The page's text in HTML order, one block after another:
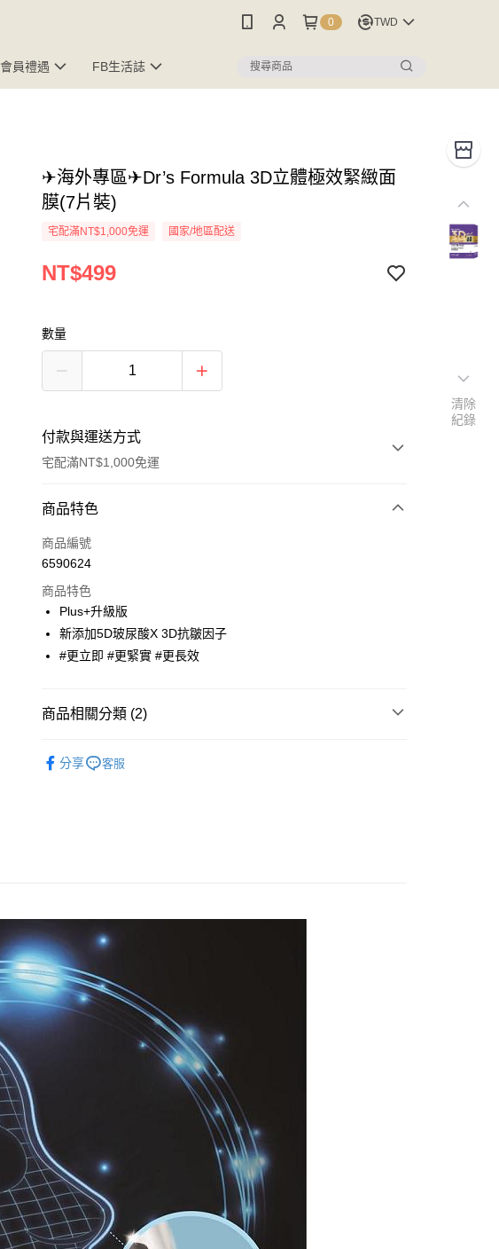
0 TWD
會員禮遇 FB生活誌
✈海外專區✈Dr’s Formula 3D立體極效緊緻面
膜(7片裝)
宅配滿NT$1,000免運 國家/地區配送
NT$499
數量
付款與運送方式
宅配滿NT$1,000免運
付款方式
信用卡一次付款
Apple Pay
街口支付
Google Pay
相關說明
【繳款方式說明】
1.分期款項不併入電信帳單，「大哥付你分期」於每月結算日後寄送繳費提
醒簡訊。
2.透過簡訊連結打開帳單後，可選擇「超商條碼／台灣大直營門市／銀行轉
帳／街口支付／iPASS MONEY」等通路繳費。
【注意事項】
1.本服務係由「台灣大哥大股份有限公司」（以下簡稱本公司）所提供，讓
用戶於交易時，得透過本服務購買商品或服務，並由商店將買賣／分期付
款買賣價金債權讓與本公司後，依約使用本公司帳單繳交帳款。
2.基於同意付款使用「大哥付你分期」之契約關係目的，商店將以您的個人
資料（包含姓名、電話或地址）提供予台灣大哥大進項蒐集、處理及利
用，由本公司與您本人進行分期帳單所需資料之確認、核對及更正。
3.完整用戶服務條款，請詳閱以下連結：https://oppay.tw/userRule
【「AFTEE先享後付」結帳流程】
１．於結帳方式選擇「AFTEE先享後付」後，將跳轉至「AFTEE先享後
付」結帳頁面，進行簡訊認證並確認金額後，即可完成結帳。
２．訂單成立數日內，您將收到繳費通知簡訊。
３．收到繳費通知簡訊後14天內，點擊此簡訊中的連結，可透過四大超商
／ATM／網路銀行／等多元方式進行付款，方視為交易完成。
※ 請注意：結帳手續完成當下不需立刻繳費，但若您需要取消訂單，請聯
絡購買商品的店家。未經商家同意取消之訂單仍視為有效，需透過AFTEE
先享後付繳納相關費用。
※ 交易是否成功請以「AFTEE先享後付 」之結帳頁面顯示為準，若有關於
是否繳費成功／繳費後需取消欲退款等相關疑問，請聯繫「AFTEE先享後
https://netprotections.freshdesk.com/support/home
【注意事項】
１．透過由恩沛科技股份有限公司提供之「AFTEE先享後付」服務完成之
交易，需依本服務之必要範圍內提供個人資料，並將交易相關給付款項請
求債權轉讓予恩沛科技股份有限公司。
２．關於個人資料處理事宜，請瀏覽以下網址：
https://aftee.tw/terms/#terms3
３．未成年的使用者請事先徵得法定代理人或監護人之同意方可使用
運送方式
宅配
每筆NT$90，滿NT$1,000(含以上)免運費
國家/地區配送
商品特色
商品編號
6590624
商品特色
Plus+升級版
新添加5D玻尿酸X 3D抗皺因子
#更立即 #更緊實 #更長效
商品相關分類 (2)
分享 客服
清除
紀錄